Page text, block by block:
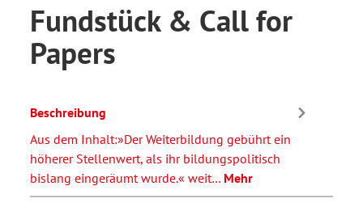
Fundstück & Call for
Papers
Beschreibung
Aus dem Inhalt:»Der Weiterbildung gebührt ein
höherer Stellenwert, als ihr bildungspolitisch
bislang eingeräumt wurde.« weit… Mehr